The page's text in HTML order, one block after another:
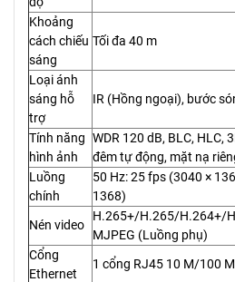
Khoảng
cách chiếu
sáng
Tối đa 40 m
Loại ánh
sáng hỗ
trợ
IR (Hồng ngoại), bước
Tính năng
hình ảnh
WDR 120 dB, BLC, HLC,
đêm tự động, mặt nạ
Luồng
chính
50 Hz: 25 fps (3040 ×
1368)
Nén video
H.265+/H.265/H.264+/
MJPEG (Luồng phụ)
Cổng
Ethernet
1 cổng RJ45 10 M/100